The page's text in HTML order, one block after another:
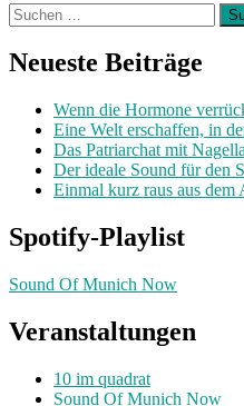
Suchen
nach:
Neueste Beiträge
Wenn die Hormone
Eine Welt erschaffen, in
Das Patriarchat mit
Der ideale Sound für den
Einmal kurz raus aus dem
Spotify-Playlist
Sound Of Munich Now
Veranstaltungen
10 im quadrat
Sound Of Munich Now